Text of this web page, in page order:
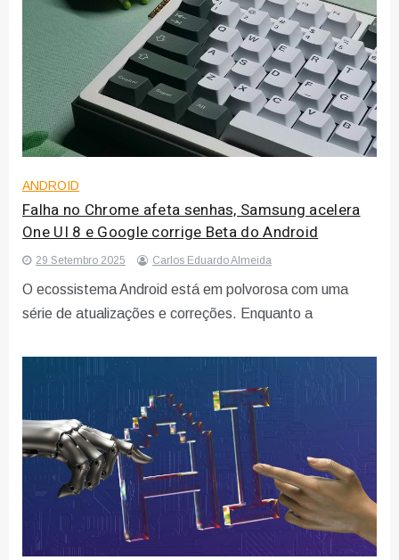
ANDROID
Falha no Chrome afeta senhas, Samsung acelera
One UI 8 e Google corrige Beta do Android
29 Setembro 2025 Carlos Eduardo Almeida
O ecossistema Android está em polvorosa com uma
série de atualizações e correções. Enquanto a